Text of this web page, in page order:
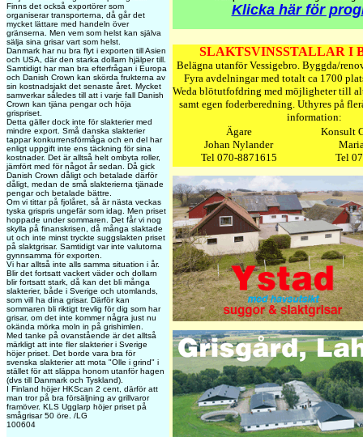
Finns det också exportörer som
organiserar transporterna, då går det
mycket lättare med handeln över
gränserna. Men vem som helst kan själva
sälja sina grisar vart som helst.
Danmark har nu bra flyt i exporten till Asien
och USA, där den starka dollarn hjälper till.
Samtidigt har man bra efterfrågan i Europa
och Danish Crown kan skörda frukterna av
sin kostnadsjakt det senaste året. Mycket
samverkar således till att i varje fall Danish
Crown kan tjäna pengar och höja
grispriset.
Detta gäller dock inte för slakterier med
mindre export. Små danska slakterier
tappar konkurrensförmåga och en del har
enligt uppgift inte ens täckning för sina
kostnader. Det är alltså helt ombyta roller,
jämfört med för något år sedan. Då gick
Danish Crown dåligt och betalade därför
dåligt, medan de små slakterierna tjänade
pengar och betalade bättre.
Om vi tittar på fjolåret, så är nästa veckas
tyska grispris ungefär som idag. Men priset
hoppade under sommaren. Det får vi nog
skylla på finanskrisen, då många slaktade
ut och inte minst tryckte suggslakten priset
på slaktgrisar. Samtidigt var inte valutorna
gynnsamma för exporten.
Vi har alltså inte alls samma situation i år.
Blir det fortsatt vackert väder och dollarn
blir fortsatt stark, då kan det bli många
slakterier, både i Sverige och utomlands,
som vill ha dina grisar. Därför kan
sommaren bli riktigt trevlig för dig som har
grisar, om det inte kommer några just nu
okända mörka moln in på grishimlen.
Med tanke på ovanstående är det alltså
märkligt att inte fler slakterier i Sverige
höjer priset. Det borde vara bra för
svenska slakterier att mota "Olle i grind" i
stället för att släppa honom utanför hagen
(dvs till Danmark och Tyskland).
I Finland höjer HKScan 2 cent, därför att
man tror på bra försäljning av grillvaror
framöver. KLS Ugglarp höjer priset på
smågrisar 50 öre. /LG
100604
Klicka här för
SLAKTSVINSSTALLAR I
Belägna utanför Vessigebro. Byggda/
Fyra avdelningar med totalt ca 1700
Weda blötutfofdring med möjligheter till
samt egen foderberedning. Uthyres på
information:
Ägare
Johan Nylander
Tel 070-8871615
Konsult
Tel